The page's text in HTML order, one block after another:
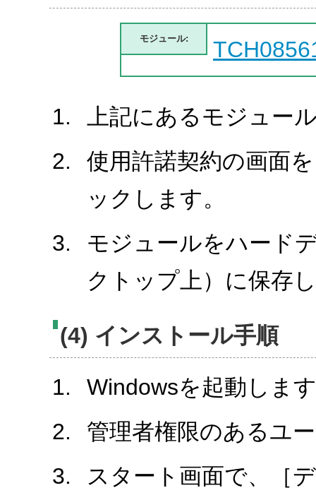
モジュール:
上記にあるモジュー
使用許諾契約の画面
ックします。
モジュールをハード
クトップ上）に保存
(4) インストール手順
Windowsを起動しま
管理者権限のあるユ
スタート画面で、［